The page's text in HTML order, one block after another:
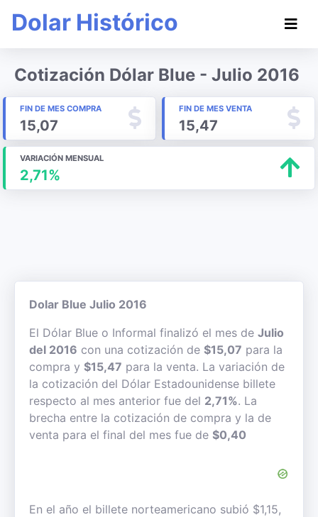
Dolar Histórico
Cotización Dólar Blue - Julio 2016
FIN DE MES COMPRA
15,07
FIN DE MES VENTA
15,47
VARIACIÓN MENSUAL
2,71%
Dolar Blue Julio 2016
El Dólar Blue o Informal finalizó el mes de Julio
del 2016 con una cotización de $15,07 para la
compra y $15,47 para la venta. La variación de
la cotización del Dólar Estadounidense billete
respecto al mes anterior fue del 2,71%. La
brecha entre la cotización de compra y la de
venta para el final del mes fue de $0,40
En el año el billete norteamericano subió $1,15,